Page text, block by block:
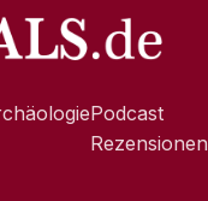
Podcast
Rezensionen